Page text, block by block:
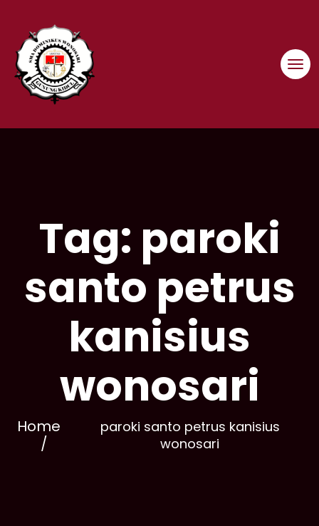
content
Tag: paroki
santo petrus
kanisius
wonosari
Home
paroki santo petrus kanisius
wonosari